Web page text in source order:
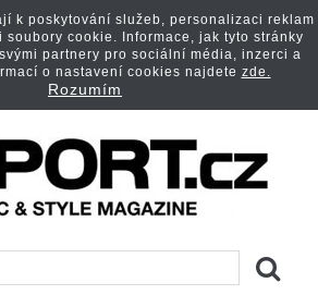
k poskytování služeb, personalizaci reklam
soubory cookie. Informace, jak tyto stránky
partnery pro sociální média, inzerci a
o nastavení cookies najdete zde.
Rozumím